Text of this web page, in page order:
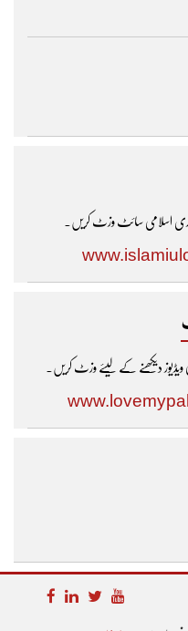
اسلامی سائٹ وزٹ کریں۔
دیکھنے کے لیئے وزٹ کریں۔